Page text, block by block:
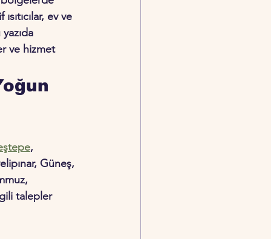
ev ve
ve hizmet
,
Güneş,
talepler